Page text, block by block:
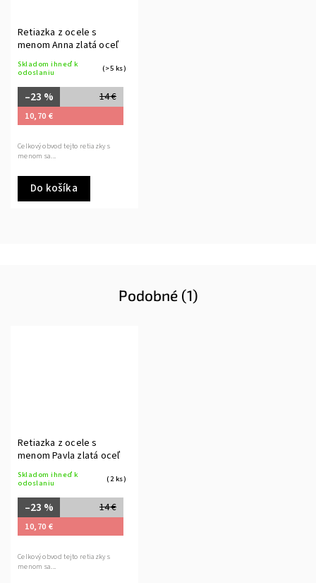
Retiazka z ocele s
menom Anna zlatá oceľ
Skladom ihneď k
odoslaniu
(>5 ks)
14 €
–23 %
10,70 €
Do košíka
Celkový obvod tejto retiazky s
menom sa...
Podobné (1)
Retiazka z ocele s
menom Pavla zlatá oceľ
Skladom ihneď k
odoslaniu
(2 ks)
14 €
–23 %
10,70 €
Celkový obvod tejto retiazky s
menom sa...